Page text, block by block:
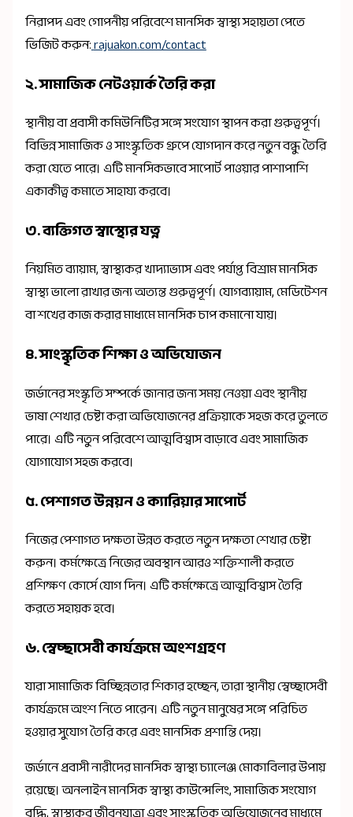
নিরাপদ এবং গোপনীয় পরিবেশে মানসিক স্বাস্থ্য সহায়তা পেতে
ভিজিট করুন:rajuakon.com/contact
২. সামাজিক নেটওয়ার্ক তৈরি করা
স্থানীয় বা প্রবাসী কমিউনিটির সঙ্গে সংযোগ স্থাপন করা গুরুত্বপূর্ণ।
বিভিন্ন সামাজিক ও সাংস্কৃতিক গ্রুপে যোগদান করে নতুন বন্ধু তৈরি
করা যেতে পারে। এটি মানসিকভাবে সাপোর্ট পাওয়ার পাশাপাশি
একাকীত্ব কমাতে সাহায্য করবে।
৩. ব্যক্তিগত স্বাস্থ্যের যত্ন
নিয়মিত ব্যায়াম, স্বাস্থ্যকর খাদ্যাভ্যাস এবং পর্যাপ্ত বিশ্রাম মানসিক
স্বাস্থ্য ভালো রাখার জন্য অত্যন্ত গুরুত্বপূর্ণ। যোগব্যায়াম, মেডিটেশন
বা শখের কাজ করার মাধ্যমে মানসিক চাপ কমানো যায়।
৪. সাংস্কৃতিক শিক্ষা ও অভিযোজন
জর্ডানের সংস্কৃতি সম্পর্কে জানার জন্য সময় নেওয়া এবং স্থানীয়
ভাষা শেখার চেষ্টা করা অভিযোজনের প্রক্রিয়াকে সহজ করে তুলতে
পারে। এটি নতুন পরিবেশে আত্মবিশ্বাস বাড়াবে এবং সামাজিক
যোগাযোগ সহজ করবে।
৫. পেশাগত উন্নয়ন ও ক্যারিয়ার সাপোর্ট
নিজের পেশাগত দক্ষতা উন্নত করতে নতুন দক্ষতা শেখার চেষ্টা
করুন। কর্মক্ষেত্রে নিজের অবস্থান আরও শক্তিশালী করতে
প্রশিক্ষণ কোর্সে যোগ দিন। এটি কর্মক্ষেত্রে আত্মবিশ্বাস তৈরি
করতে সহায়ক হবে।
৬. স্বেচ্ছাসেবী কার্যক্রমে অংশগ্রহণ
যারা সামাজিক বিচ্ছিন্নতার শিকার হচ্ছেন, তারা স্থানীয় স্বেচ্ছাসেবী
কার্যক্রমে অংশ নিতে পারেন। এটি নতুন মানুষের সঙ্গে পরিচিত
হওয়ার সুযোগ তৈরি করে এবং মানসিক প্রশান্তি দেয়।
জর্ডানে প্রবাসী নারীদের মানসিক স্বাস্থ্য চ্যালেঞ্জ মোকাবিলার উপায়
রয়েছে। অনলাইন মানসিক স্বাস্থ্য কাউন্সেলিং, সামাজিক সংযোগ